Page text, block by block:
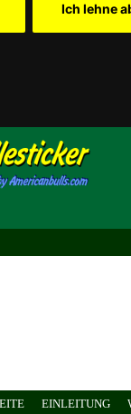
Ich lehne
EINLEITUNG